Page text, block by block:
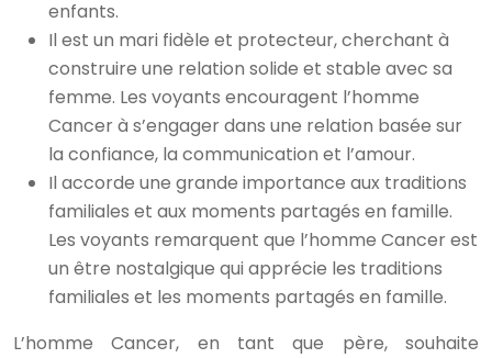
enfants.
Il est un mari fidèle et protecteur, cherchant à
construire une relation solide et stable avec sa
femme. Les voyants encouragent l’homme
Cancer à s’engager dans une relation basée sur
la confiance, la communication et l’amour.
Il accorde une grande importance aux traditions
familiales et aux moments partagés en famille.
Les voyants remarquent que l’homme Cancer est
un être nostalgique qui apprécie les traditions
familiales et les moments partagés en famille.
L’homme Cancer, en tant que père, souhaite